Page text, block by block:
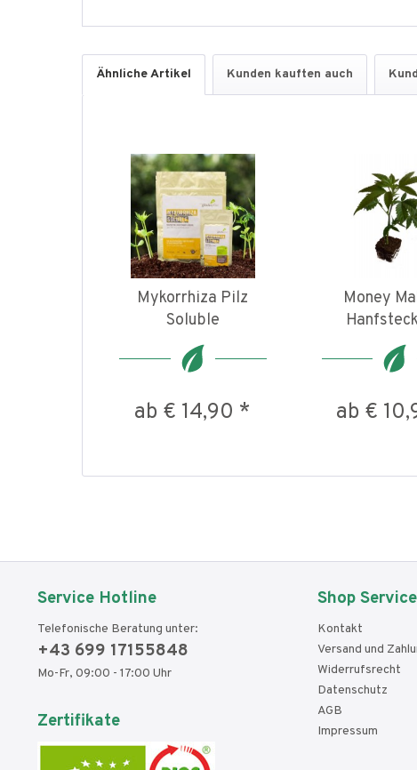
Ähnliche Artikel Kunden kauften auch
Mykorrhiza Pilz
Soluble
ab € 14,90 *
Money
ab €
Service Hotline
Telefonische Beratung unter:
+43 699 17155848
Mo-Fr, 09:00 - 17:00 Uhr
Zertifikate
Shop Service
Kontakt
Versand und
Widerrufsrecht
Datenschutz
AGB
Impressum